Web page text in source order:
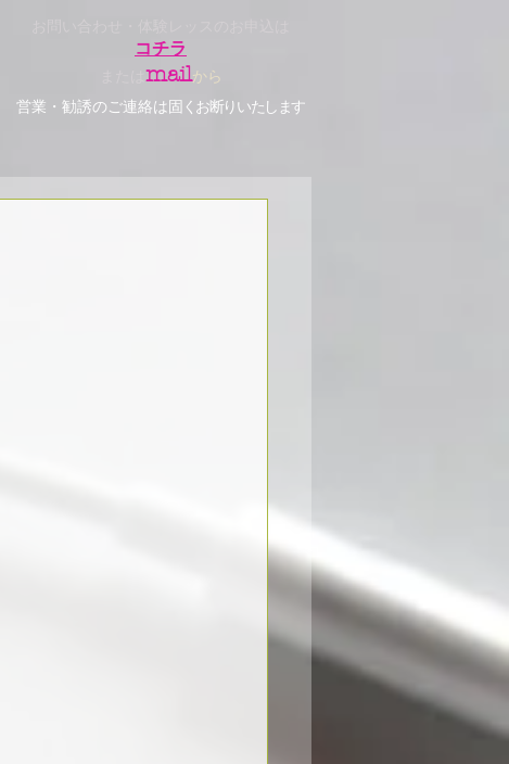
コチラ
mailから
営業・勧誘のご連絡は 固くお断りいたします